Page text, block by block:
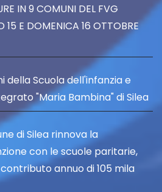
IN 9 COMUNI DEL FVG
15 E DOMENICA 16 OTTOBRE
della Scuola dell'infanzia e
"Maria Bambina" di Silea
di Silea rinnova la
con le scuole paritarie,
annuo di 105 mila